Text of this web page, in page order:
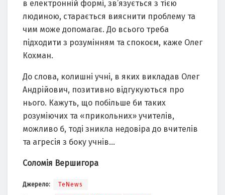
в електронній формі, зв’язується з тією
людиною, старається вияснити проблему та
чим може допомагає. До всього треба
підходити з розумінням та спокоєм, каже Олег
Кохман.
До слова, колишні учні, в яких викладав Олег
Андрійович, позитивно відгукуються про
нього. Кажуть, що побільше би таких
розуміючих та «прикольних» учителів,
можливо б, тоді зникла недовіра до вчителів
та агресія з боку учнів…
Соломія Вершигора
Джерело: TeNews